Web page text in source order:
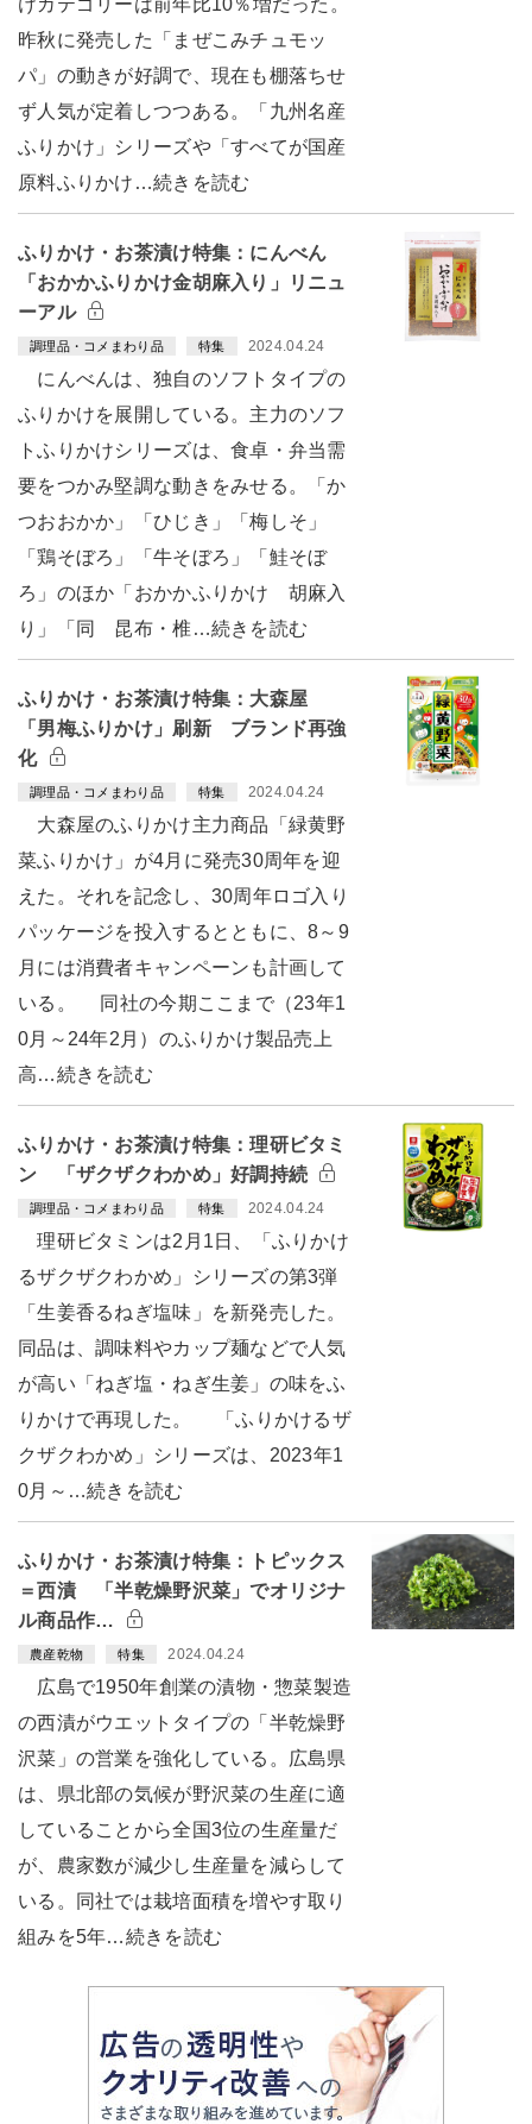
昨秋に発売した「まぜこみチュモッ
パ」の動きが好調で、現在も棚落ちせ
ず人気が定着しつつある。「九州名産
ふりかけ」シリーズや「すべてが国産
原料ふりかけ…続きを読む
ふりかけ・お茶漬け特集：にんべん
「おかかふりかけ金胡麻入り」リニュ
ーアル
調理品・コメまわり品 特集 2024.04.24
にんべんは、独自のソフトタイプの
ふりかけを展開している。主力のソフ
トふりかけシリーズは、食卓・弁当需
要をつかみ堅調な動きをみせる。「か
つおおかか」「ひじき」「梅しそ」
「鶏そぼろ」「牛そぼろ」「鮭そぼ
ろ」のほか「おかかふりかけ 胡麻入
り」「同 昆布・椎…続きを読む
ふりかけ・お茶漬け特集：大森屋
「男梅ふりかけ」刷新 ブランド再強
化
調理品・コメまわり品 特集 2024.04.24
大森屋のふりかけ主力商品「緑黄野
菜ふりかけ」が4月に発売30周年を迎
えた。それを記念し、30周年ロゴ入り
パッケージを投入するとともに、8～9
月には消費者キャンペーンも計画して
いる。 同社の今期ここまで（23年1
0月～24年2月）のふりかけ製品売上
高…続きを読む
ふりかけ・お茶漬け特集：理研ビタミ
ン 「ザクザクわかめ」好調持続
調理品・コメまわり品 特集 2024.04.24
理研ビタミンは2月1日、「ふりかけ
るザクザクわかめ」シリーズの第3弾
「生姜香るねぎ塩味」を新発売した。
同品は、調味料やカップ麺などで人気
が高い「ねぎ塩・ねぎ生姜」の味をふ
りかけで再現した。 「ふりかけるザ
クザクわかめ」シリーズは、2023年1
0月～…続きを読む
ふりかけ・お茶漬け特集：トピックス
＝西漬 「半乾燥野沢菜」でオリジナ
ル商品作…
農産乾物 特集 2024.04.24
広島で1950年創業の漬物・惣菜製造
の西漬がウエットタイプの「半乾燥野
沢菜」の営業を強化している。広島県
は、県北部の気候が野沢菜の生産に適
していることから全国3位の生産量だ
が、農家数が減少し生産量を減らして
いる。同社では栽培面積を増やす取り
組みを5年…続きを読む